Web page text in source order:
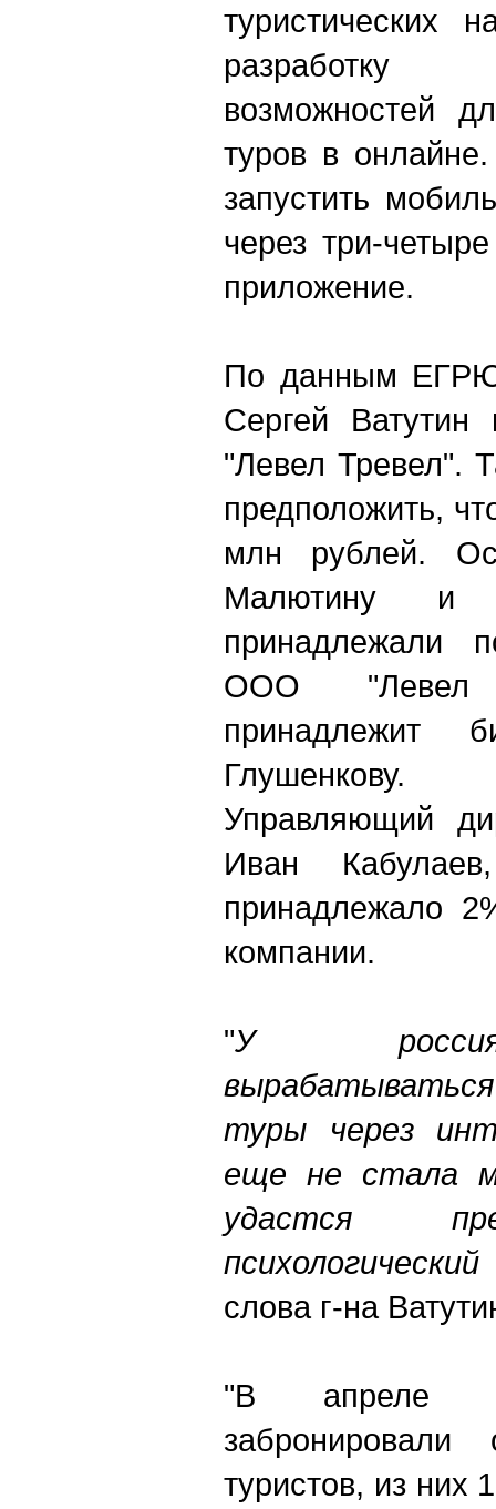
туристических
разработку
возможностей
туров в
запустить
через три-
приложение.
По данным
Сергей
"Левел Тревел".
предположить,
млн рублей.
Малютину и
принадлежали
ООО "Левел
принадлежит
Глушенкову.
Управляющий
Иван
принадлежало
компании.
"У
туры через
еще не стала
удастся
слова г-на
"В апреле
туристов, из них